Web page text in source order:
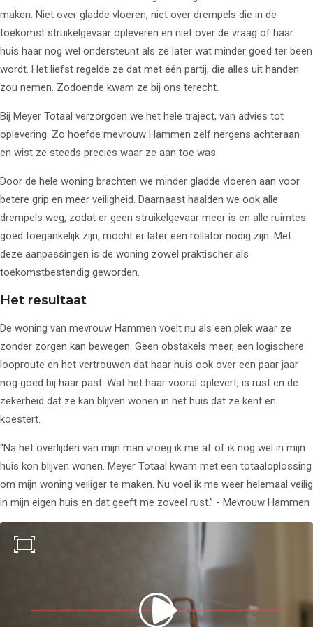
maken. Niet over gladde vloeren, niet over drempels die in de
toekomst struikelgevaar opleveren en niet over de vraag of haar
huis haar nog wel ondersteunt als ze later wat minder goed ter been
wordt. Het liefst regelde ze dat met één partij, die alles uit handen
zou nemen. Zodoende kwam ze bij ons terecht.
Bij Meyer Totaal verzorgden we het hele traject, van advies tot
oplevering. Zo hoefde mevrouw Hammen zelf nergens achteraan
en wist ze steeds precies waar ze aan toe was.
Door de hele woning brachten we minder gladde vloeren aan voor
betere grip en meer veiligheid. Daarnaast haalden we ook alle
drempels weg, zodat er geen struikelgevaar meer is en alle ruimtes
goed toegankelijk zijn, mocht er later een rollator nodig zijn. Met
deze aanpassingen is de woning zowel praktischer als
toekomstbestendig geworden.
Het resultaat
De woning van mevrouw Hammen voelt nu als een plek waar ze
zonder zorgen kan bewegen. Geen obstakels meer, een logischere
looproute en het vertrouwen dat haar huis ook over een paar jaar
nog goed bij haar past. Wat het haar vooral oplevert, is rust en de
zekerheid dat ze kan blijven wonen in het huis dat ze kent en
koestert.
“Na het overlijden van mijn man vroeg ik me af of ik nog wel in mijn
huis kon blijven wonen. Meyer Totaal kwam met een totaaloplossing
om mijn woning veiliger te maken. Nu voel ik me weer helemaal veilig
in mijn eigen huis en dat geeft me zoveel rust.” - Mevrouw Hammen